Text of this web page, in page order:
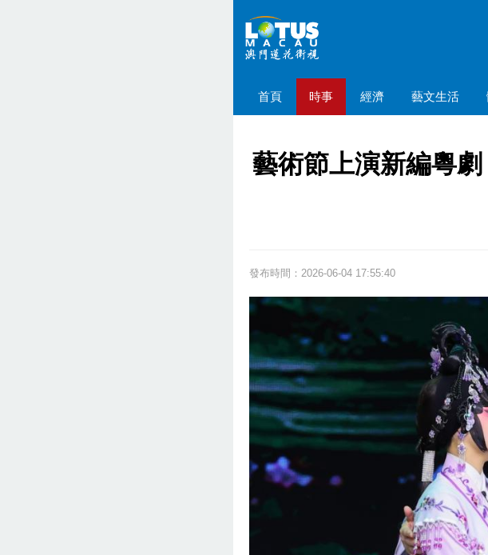
首頁 時事 經濟 藝文生活
藝術節上演新編粵
發布時間：2026-06-04 17:55:40